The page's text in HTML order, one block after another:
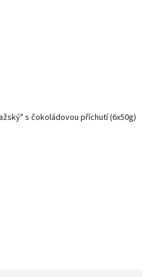
s čokoládovou příchutí (6x50g)